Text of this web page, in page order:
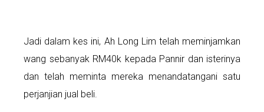
Jadi dalam kes ini, Ah Long Lim telah meminjamkan
wang sebanyak RM40k kepada Pannir dan isterinya
dan telah meminta mereka menandatangani satu
perjanjian jual beli.